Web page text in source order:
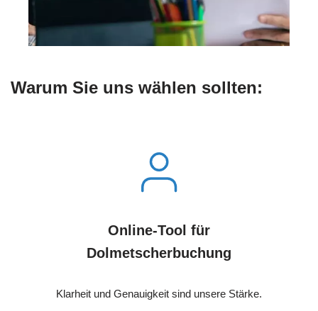
Warum Sie uns wählen sollten:
Online-Tool für
Dolmetscherbuchung
Klarheit und Genauigkeit sind unsere Stärke.